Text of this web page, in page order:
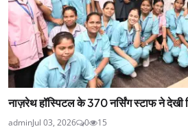
नाज़रेथ हॉस्पिटल के 370 नर्सिंग स्टाफ ने देखी
adminJul 03, 2026 0 15